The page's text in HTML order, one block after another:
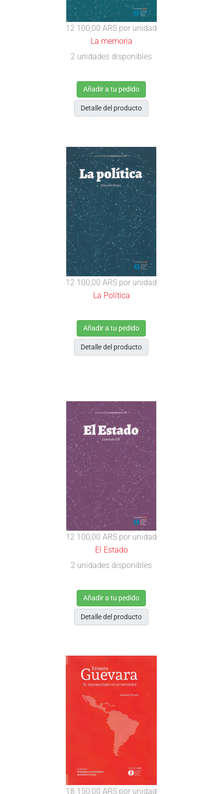
12 100,00 ARS por unidad
La memoria
2 unidades disponibles
Añadir a tu pedido
Detalle del producto
12 100,00 ARS por unidad
La Política
Añadir a tu pedido
Detalle del producto
12 100,00 ARS por unidad
El Estado
2 unidades disponibles
Añadir a tu pedido
Detalle del producto
18 150,00 ARS por unidad